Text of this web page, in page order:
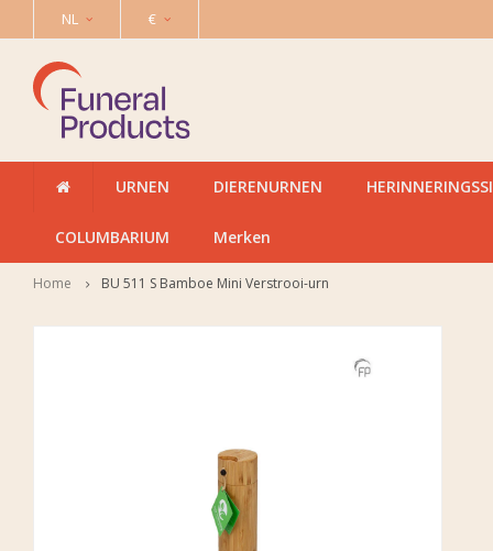
NL €
URNEN DIERENURNEN
COLUMBARIUM Merken
Home BU 511 S Bamboe Mini Verstrooi-urn